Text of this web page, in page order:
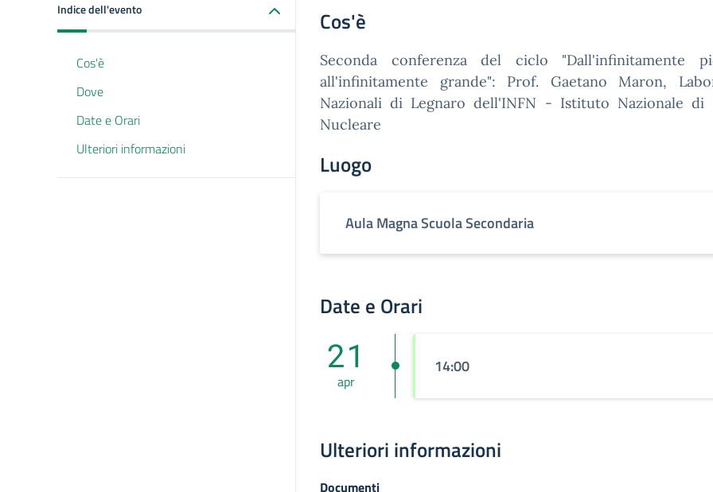
Indice dell'evento
Cos'è
Dove
Date e Orari
Ulteriori informazioni
Cos'è
Seconda conferenza del ciclo "Dall'infinitamente
all'infinitamente grande": Prof. Gaetano Maron,
Nazionali di Legnaro dell'INFN - Istituto Nazionale di
Nucleare
Luogo
Aula Magna Scuola Secondaria
Date e Orari
21
apr
14:00
Ulteriori informazioni
Documenti